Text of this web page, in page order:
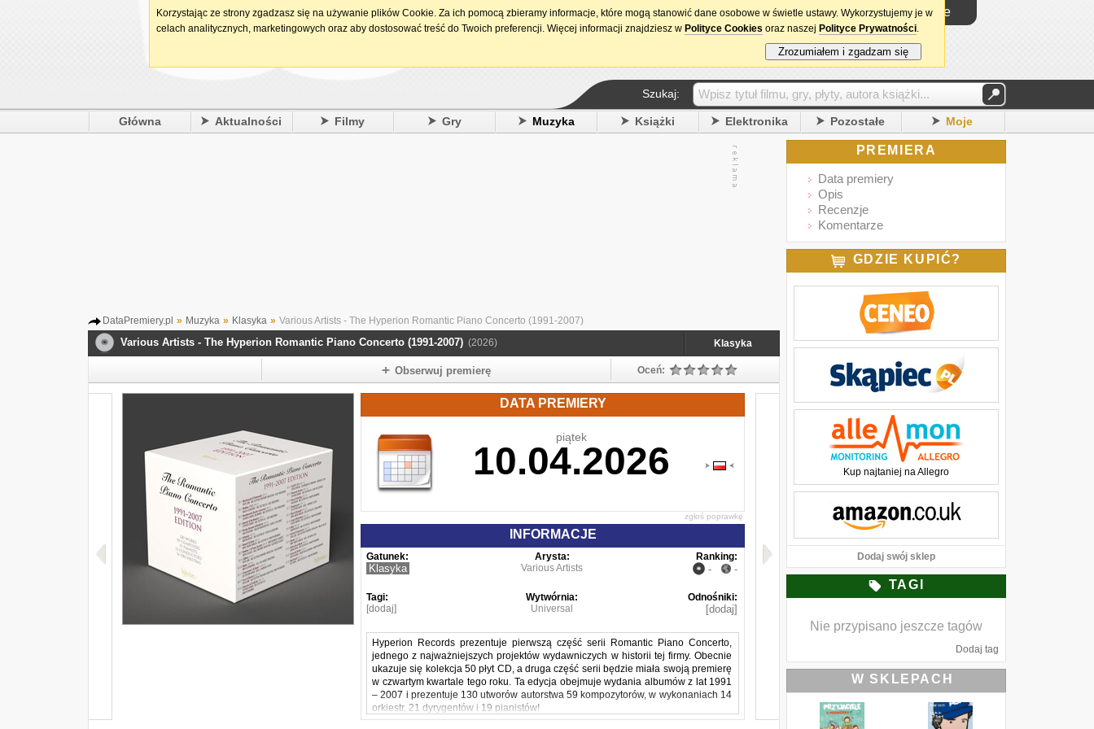
15. urodziny DataPremiery.pl Logowanie
Szukaj:
Główna Aktualności Filmy Gry Muzyka Książki Elektronika Pozostałe Moje
DataPremiery.pl » Muzyka » Klasyka » Various Artists - The Hyperion Romantic Piano Concerto (1991-2007)
Various Artists - The Hyperion Romantic Piano Concerto (1991-2007) (2026) Klasyka
Obserwuj premierę Oceń:
DATA PREMIERY
piątek
10.04.2026
zgłoś poprawkę
INFORMACJE
Gatunek:
Klasyka
Arysta:
Various Artists
Ranking:
- -
Tagi:
[dodaj]
Wytwórnia:
Universal
Odnośniki:
[dodaj]
Hyperion Records prezentuje pierwszą część serii Romantic Piano Concerto,
jednego z najważniejszych projektów wydawniczych w historii tej firmy. Obecnie
ukazuje się kolekcja 50 płyt CD, a druga część serii będzie miała swoją premierę
w czwartym kwartale tego roku. Ta edycja obejmuje wydania albumów z lat 1991
– 2007 i prezentuje 130 utworów autorstwa 59 kompozytorów, w wykonaniach 14
orkiestr, 21 dyrygentów i 19 pianistów!
PREMIERA
Data premiery
Opis
Recenzje
Komentarze
GDZIE KUPIĆ?
Kup najtaniej na Allegro
Dodaj swój sklep
TAGI
Nie przypisano jeszcze tagów
Dodaj tag
W SKLEPACH
Korzystając ze strony zgadzasz się na używanie plików Cookie. Za ich pomocą zbieramy informacje, które mogą stanowić dane osobowe w świetle ustawy. Wykorzystujemy je w
celach analitycznych, marketingowych oraz aby dostosować treść do Twoich preferencji. Więcej informacji znajdziesz w Polityce Cookies oraz naszej Polityce Prywatności.
Zrozumiałem i zgadzam się